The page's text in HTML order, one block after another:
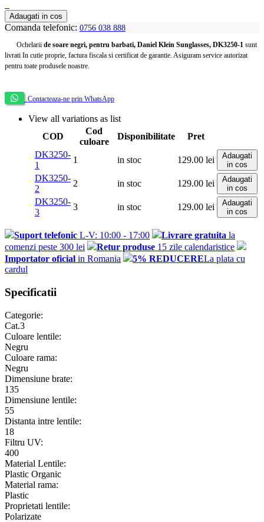
Adaugati in cos
Comanda telefonic: 0756 038 888
Ochelarii de soare negri, pentru barbati, Daniel Klein Sunglasses, DK3250-1 sunt
livrati In cutie proprie, factura fiscala si certificat de garantie. Asiguram service autorizat
pentru toate produsele noastre.
Contacteaza-ne prin WhatsApp
View all variations as list
COD
Cod
culoare
Disponibilitate
Pret
DK3250-
1
1 in stoc 129.00 lei
Adaugati
in cos
DK3250-
2
2 in stoc 129.00 lei
Adaugati
in cos
DK3250-
3
3 in stoc 129.00 lei
Adaugati
in cos
Suport telefonic L-V: 10:00 - 17:00 Livrare gratuita la
comenzi peste 300 lei
Retur produse 15 zile calendaristice
Importator oficial in Romania 5% REDUCERELa plata cu
cardul
Specificatii
Categorie:
Cat.3
Culoare lentile:
Negru
Culoare rama:
Negru
Dimensiune brate:
135
Dimensiune lentile:
55
Distanta intre lentile:
18
Filtru UV:
400
Material Lentile:
Plastic Organic
Material rama:
Plastic
Proprietati lentile:
Polarizate